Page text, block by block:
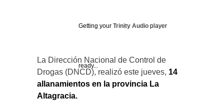
Getting your Trinity Audio player
ready...
La Dirección Nacional de Control de
Drogas (DNCD), realizó este jueves, 14
allanamientos en la provincia La
Altagracia.